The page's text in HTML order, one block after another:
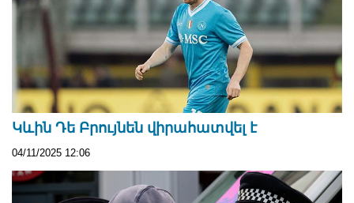
Կևին Դե Բրույնեն վիրահատվել է
04/11/2025 12:06